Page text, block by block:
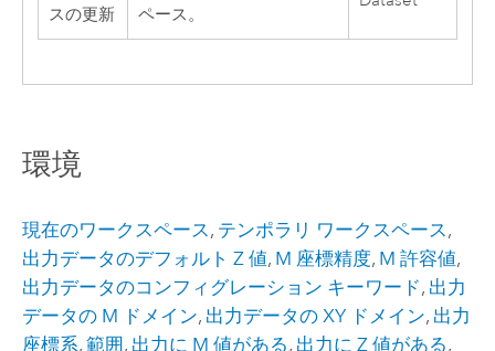
スの更新
ペース。
環境
現在のワークスペース , テンポラリ ワークスペース ,
出力データのデフォルト Z 値, M 座標精度, M 許容値,
出力データのコンフィグレーション キーワード, 出力
データの M ドメイン, 出力データの XY ドメイン, 出力
座標系, 範囲, 出力に M 値がある, 出力に Z 値がある,